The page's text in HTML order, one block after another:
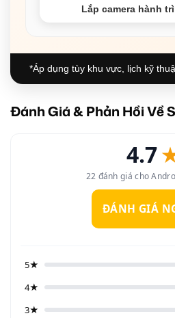
Lắp camera hành
*Áp dụng tùy khu vực, lịch kỹ
Đánh Giá & Phản Hồi Về
4.7
22 đánh giá cho
ĐÁNH GIÁ
5★
4★
3★